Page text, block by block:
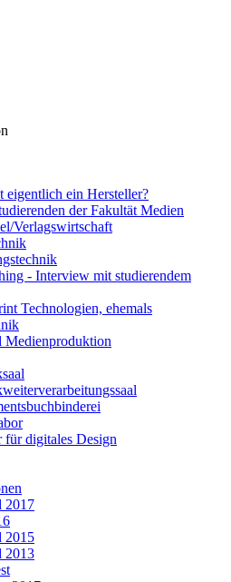
eigentlich ein Hersteller?
der Fakultät Medien
Verlagswirtschaft
- Interview mit studierendem
Technologien, ehemals
Medienproduktion
für digitales Design
2017
2015
2013